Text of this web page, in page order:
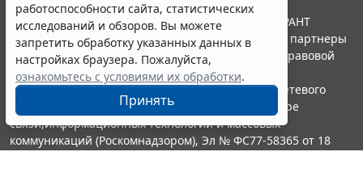
работоспособности сайта, статистических
исследований и обзоров. Вы можете
запретить обработку указанных данных в
настройках браузера. Пожалуйста,
ознакомьтесь с условиями их обработки.
Принять
© ООО "НПП "ГАРАНТ-СЕРВИС", 2026. Система ГАРАНТ
выпускается с 1990 года. Компания "Гарант" и ее партнеры
являются участниками Российской ассоциации правовой
информации ГАРАНТ.
Портал ГАРАНТ.РУ зарегистрирован в качестве сетевого
издания Федеральной службой по надзору в сфере
связи,информационных технологий и массовых
коммуникаций (Роскомнадзором), Эл № ФС77-58365 от 18